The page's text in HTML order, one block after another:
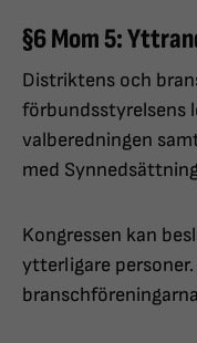
§6 Mom 5:
Distriktens och
förbundsstyrelsens
valberedningen
med
Kongressen kan
ytterligare